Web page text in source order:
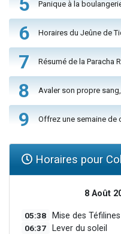
Panique à la
6 Horaires du Jeûne de
7 Résumé de la Paracha
8 Avaler son propre
9 Offrez une semaine de
Horaires pour
8 Août
05:38 Mise des Téfilines
06:37 Lever du soleil